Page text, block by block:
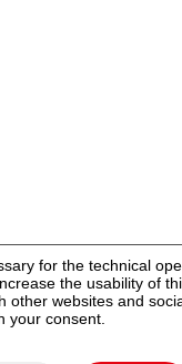
for the technical
the usability of
other websites and
your consent.